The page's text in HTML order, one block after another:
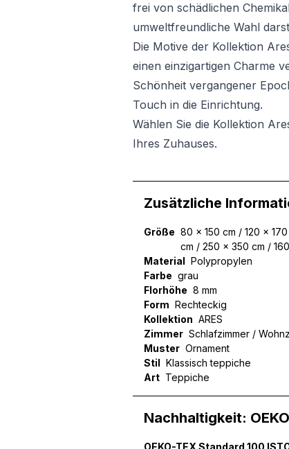
frei von schädlichen
umweltfreundliche Wahl
Die Motive der Kollektion
einen einzigartigen Charme
Schönheit vergangener
Touch in die Einrichtung.
Wählen Sie die Kollektion
Ihres Zuhauses.
Zusätzliche
Größe 80 x 150 cm / 120 x
cm / 250 x 350 cm /
Material Polypropylen
Farbe grau
Florhöhe 8 mm
Form Rechteckig
Kollektion ARES
Zimmer Schlafzimmer /
Muster Ornament
Stil Klassisch teppiche
Art Teppiche
Nachhaltigkeit:
OEKO-TEX Standard 100
können und um